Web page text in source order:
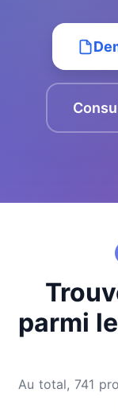
parmi
Au total, 741